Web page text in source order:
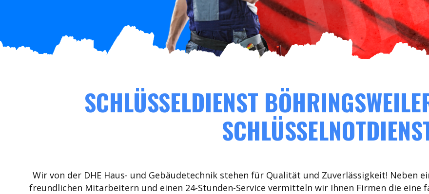
SCHLÜSSELDIENST
Wir von der DHE Haus- und Gebäudetechnik stehen für Qualität und Zuverlässigkeit! Neben
freundlichen Mitarbeitern und einen 24-Stunden-Service vermitteln wir Ihnen Firmen die eine